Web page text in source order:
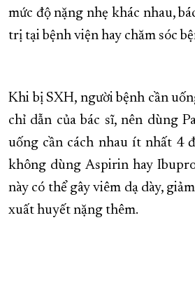
mức độ nặng nhẹ khác nhau,
trị tại bệnh viện hay chăm sóc
Khi bị SXH, người bệnh cần
chỉ dẫn của bác sĩ, nên dùng
uống cần cách nhau ít nhất 4
không dùng Aspirin hay
này có thể gây viêm dạ dày,
xuất huyết nặng thêm.